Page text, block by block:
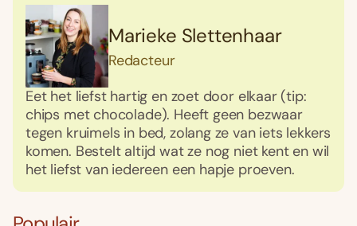
Marieke Slettenhaar
Redacteur
Eet het liefst hartig en zoet door elkaar (tip:
chips met chocolade). Heeft geen bezwaar
tegen kruimels in bed, zolang ze van iets lekkers
komen. Bestelt altijd wat ze nog niet kent en wil
het liefst van iedereen een hapje proeven.